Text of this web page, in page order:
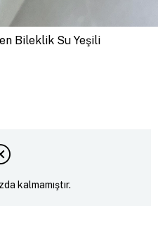
Bileklik Su Yeşili
kalmamıştır.